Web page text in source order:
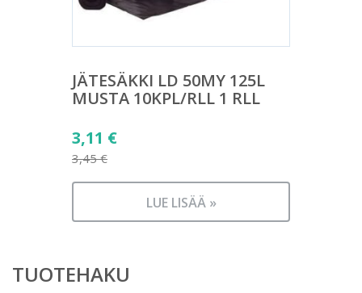
JÄTESÄKKI LD 50MY 125L
MUSTA 10KPL/RLL 1 RLL
3,45€
Alkuperäinen
hinta
oli:
3,11 €
Nykyinen
on:
LUE LISÄÄ »
TUOTEHAKU